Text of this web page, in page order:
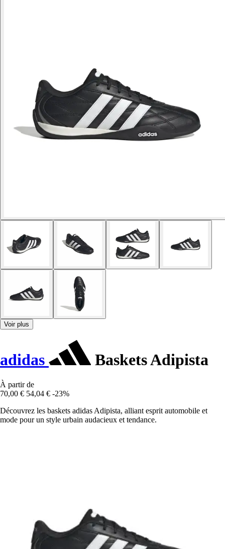
Voir plus
adidas Baskets Adipista
À partir de
70,00 € 54,04 € -23%
Découvrez les baskets adidas Adipista, alliant esprit automobile et
mode pour un style urbain audacieux et tendance.